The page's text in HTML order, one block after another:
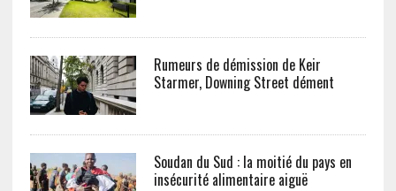
Rumeurs de démission de Keir
Starmer, Downing Street dément
Soudan du Sud : la moitié du pays en
insécurité alimentaire aiguë